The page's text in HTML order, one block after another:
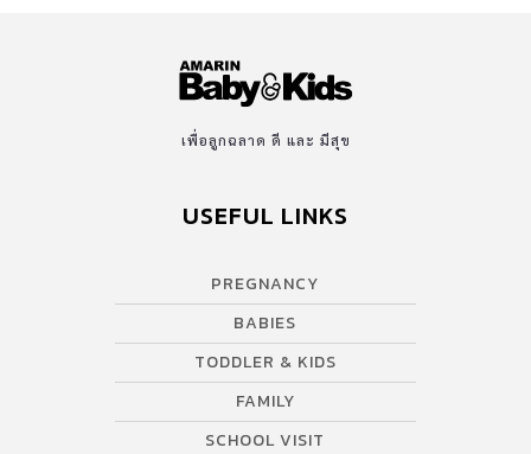
เพื่อลูกฉลาด ดี และ มีสุข
USEFUL LINKS
PREGNANCY
BABIES
TODDLER & KIDS
FAMILY
SCHOOL VISIT